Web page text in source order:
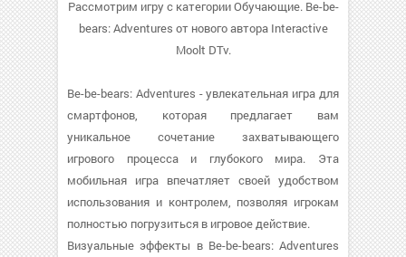
Рассмотрим игру с категории Обучающие. Be-be-
bears: Adventures от нового автора Interactive
Moolt DTv.
Be-be-bears: Adventures - увлекательная игра для
смартфонов, которая предлагает вам
уникальное сочетание захватывающего
игрового процесса и глубокого мира. Эта
мобильная игра впечатляет своей удобством
использования и контролем, позволяя игрокам
полностью погрузиться в игровое действие.
Визуальные эффекты в Be-be-bears: Adventures